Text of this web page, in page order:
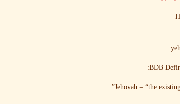
BDB
Jehovah = “the existing